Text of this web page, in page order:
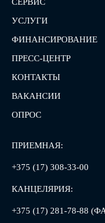
УСЛУГИ
ФИНАНСИРОВАНИЕ
ПРЕСС-ЦЕНТР
КОНТАКТЫ
ВАКАНСИИ
ОПРОС
ПРИЕМНАЯ:
+375 (17) 308-33-00
КАНЦЕЛЯРИЯ:
+375 (17) 281-78-88